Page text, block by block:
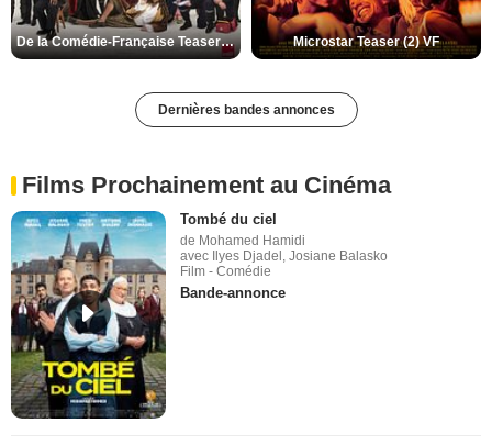
De la Comédie-Française Teaser (3) VF Microstar Teaser (2) VF
Dernières bandes annonces
Films Prochainement au Cinéma
Tombé du ciel
de Mohamed Hamidi
avec Ilyes Djadel, Josiane Balasko
Film - Comédie
Bande-annonce